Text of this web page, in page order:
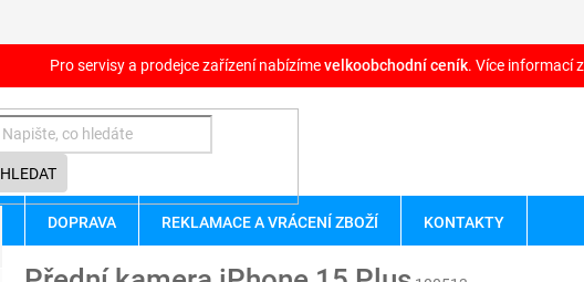
Pro servisy a prodejce zařízení nabízímevelkoobchodní ceník. Více informací
HLEDAT
DOPRAVA REKLAMACE A VRÁCENÍ ZBOŽÍ KONTAKTY